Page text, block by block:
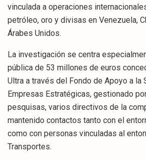
vinculada a operaciones
petróleo, oro y divisas en Venezuela,
Árabes Unidos.
La investigación se centra
pública de 53 millones de euros
Ultra a través del Fondo de Apoyo a la
Empresas Estratégicas, gestionado
pesquisas, varios directivos de la
mantenido contactos tanto con el
como con personas vinculadas al
Transportes.